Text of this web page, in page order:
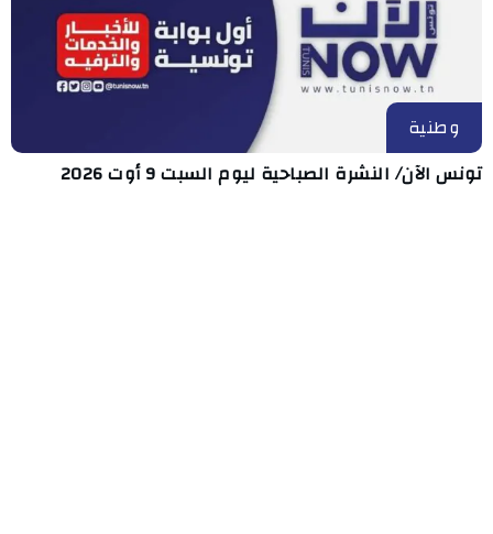
وطنية
تونس الآن/ النشرة الصباحية ليوم السبت 9 أوت 2026